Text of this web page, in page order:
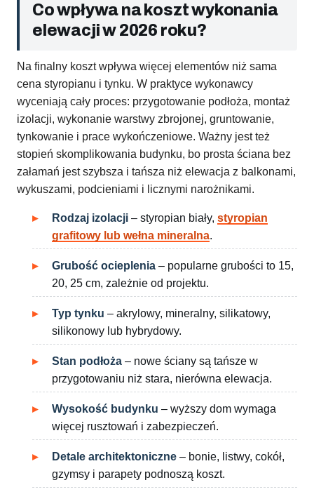
Co wpływa na koszt wykonania
elewacji w 2026 roku?
Na finalny koszt wpływa więcej elementów niż sama
cena styropianu i tynku. W praktyce wykonawcy
wyceniają cały proces: przygotowanie podłoża, montaż
izolacji, wykonanie warstwy zbrojonej, gruntowanie,
tynkowanie i prace wykończeniowe. Ważny jest też
stopień skomplikowania budynku, bo prosta ściana bez
załamań jest szybsza i tańsza niż elewacja z balkonami,
wykuszami, podcieniami i licznymi narożnikami.
Rodzaj izolacji – styropian biały, styropian
grafitowy lub wełna mineralna.
Grubość ocieplenia – popularne grubości to 15,
20, 25 cm, zależnie od projektu.
Typ tynku – akrylowy, mineralny, silikatowy,
silikonowy lub hybrydowy.
Stan podłoża – nowe ściany są tańsze w
przygotowaniu niż stara, nierówna elewacja.
Wysokość budynku – wyższy dom wymaga
więcej rusztowań i zabezpieczeń.
Detale architektoniczne – bonie, listwy, cokół,
gzymsy i parapety podnoszą koszt.